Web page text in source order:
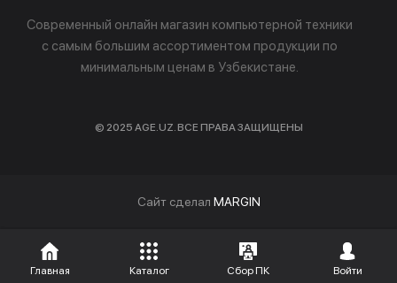
Современный онлайн магазин компьютерной техники
с самым большим ассортиментом продукции по
минимальным ценам в Узбекистане.
© 2025 AGE.UZ. ВСЕ ПРАВА ЗАЩИЩЕНЫ
Cайт сделал MARGIN
Главная Каталог Сбор ПК Войти